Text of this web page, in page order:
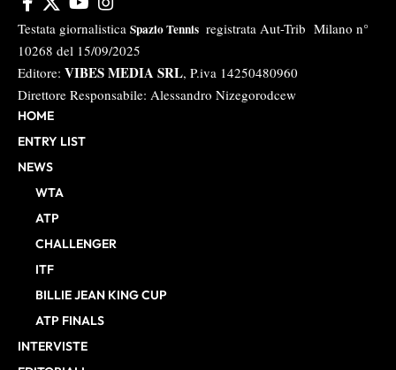
Testata giornalistica Spazio Tennis registrata Aut-Trib Milano n°
10268 del 15/09/2025
Editore: VIBES MEDIA SRL, P.iva 14250480960
Direttore Responsabile: Alessandro Nizegorodcew
HOME
ENTRY LIST
NEWS
WTA
ATP
CHALLENGER
ITF
BILLIE JEAN KING CUP
ATP FINALS
INTERVISTE